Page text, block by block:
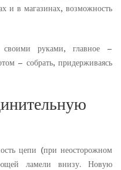
и в магазинах, возможность
руками, главное –
– собрать, придерживаясь
цепи (при неосторожном
ламели внизу. Новую